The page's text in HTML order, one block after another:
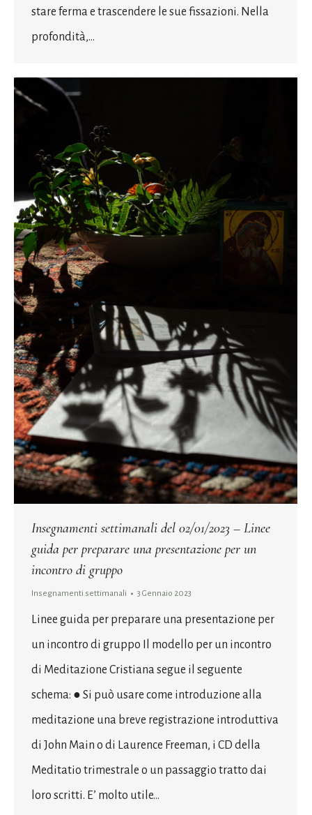
stare ferma e trascendere le sue fissazioni. Nella
profondità,…
Insegnamenti settimanali del 02/01/2023 – Linee
guida per preparare una presentazione per un
incontro di gruppo
Insegnamenti settimanali 3 Gennaio 2023
Linee guida per preparare una presentazione per
un incontro di gruppo Il modello per un incontro
di Meditazione Cristiana segue il seguente
schema: ● Si può usare come introduzione alla
meditazione una breve registrazione introduttiva
di John Main o di Laurence Freeman, i CD della
Meditatio trimestrale o un passaggio tratto dai
loro scritti. E’ molto utile…